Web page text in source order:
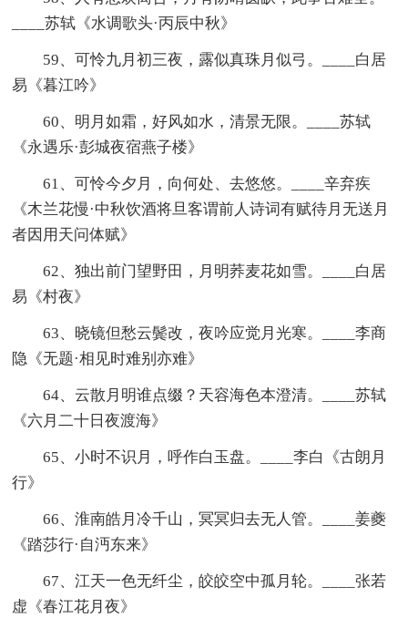
____苏轼《水调歌头·丙辰中秋》
59、可怜九月初三夜，露似真珠月似弓。____白居
易《暮江吟》
60、明月如霜，好风如水，清景无限。____苏轼
《永遇乐·彭城夜宿燕子楼》
61、可怜今夕月，向何处、去悠悠。____辛弃疾
《木兰花慢·中秋饮酒将旦客谓前人诗词有赋待月无送月
者因用天问体赋》
62、独出前门望野田，月明荞麦花如雪。____白居
易《村夜》
63、晓镜但愁云鬓改，夜吟应觉月光寒。____李商
隐《无题·相见时难别亦难》
64、云散月明谁点缀？天容海色本澄清。____苏轼
《六月二十日夜渡海》
65、小时不识月，呼作白玉盘。____李白《古朗月
行》
66、淮南皓月冷千山，冥冥归去无人管。____姜夔
《踏莎行·自沔东来》
67、江天一色无纤尘，皎皎空中孤月轮。____张若
虚《春江花月夜》